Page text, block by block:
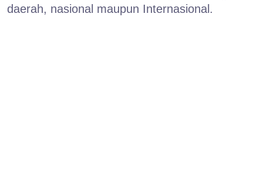
daerah, nasional maupun Internasional.